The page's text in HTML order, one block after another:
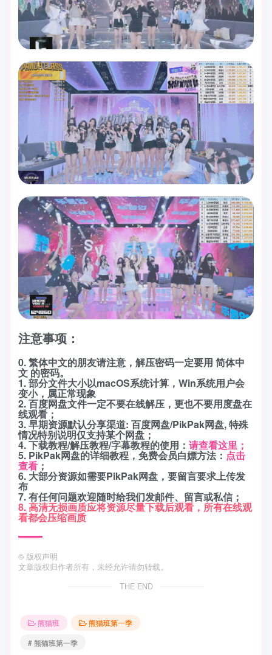
注意事项：
0. 繁体中文的朋友请注意，解压密码一定要用 简体中
文 的密码。
1. 部分文件大小以macOS系统计算，Win系统用户会
变小，属正常现象
2. 百度网盘文件一定不要在线解压，更也不要用度盘在
线观看；
3. 早期资源默认分享渠道: 百度网盘/PikPak网盘, 特殊
情况特别说明仅支持某个网盘；
4. 下载教程/解压教程/字幕教程的使用： 请查看这里；
5. PikPak网盘的详细教程，免费会员白嫖方法： 点击
查看 ；
6. 大部分资源如需要PikPak网盘，要留言要求上传发
布
7. 有任何问题欢迎随时给我们发邮件、留言或私信；
8. 高清无损画质应将资源尽量下载后观看，所有在线观
看都会压缩画质
© 版权声明
文章版权归作者所有，未经允许请勿转载。
THE END
熊猫班
熊猫班第一季
# 熊猫班第一季